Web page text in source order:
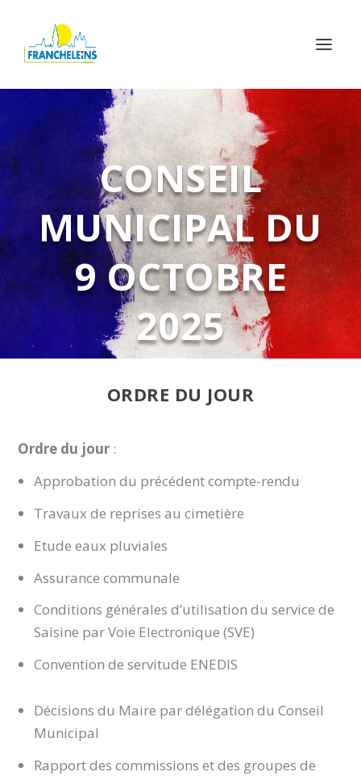
CONSEIL
MUNICIPAL DU
9 OCTOBRE
2025
ORDRE DU JOUR
Ordre du jour :
Approbation du précédent compte-rendu
Travaux de reprises au cimetière
Etude eaux pluviales
Assurance communale
Conditions générales d’utilisation du service de
Saisine par Voie Electronique (SVE)
Convention de servitude ENEDIS
Décisions du Maire par délégation du Conseil
Municipal
Rapport des commissions et des groupes de